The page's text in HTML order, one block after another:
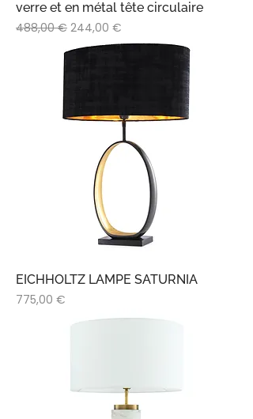
verre et en métal tête circulaire
Prix original
488,00 € Prix promotionnel
244,00 €
EICHHOLTZ LAMPE SATURNIA
Prix
775,00 €